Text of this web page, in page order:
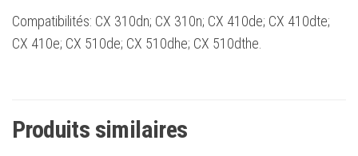
Compatibilités: CX 310dn; CX 310n; CX 410de; CX 410dte;
CX 410e; CX 510de; CX 510dhe; CX 510dthe.
Produits similaires